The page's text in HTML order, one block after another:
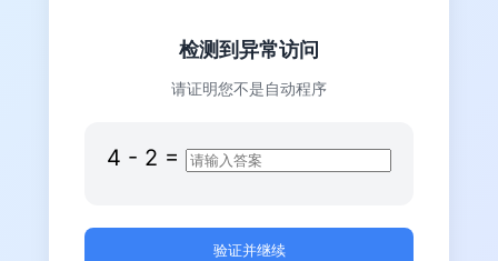
检测到异常访问
请证明您不是自动程序
4 - 2 =